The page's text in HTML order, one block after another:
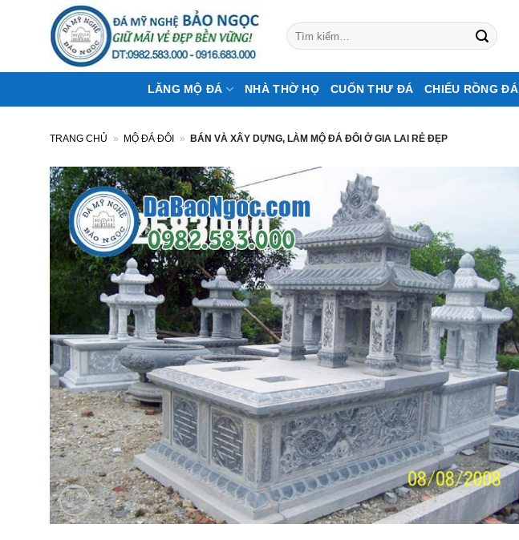
dung
Tìm
kiếm:
LĂNG MỘ ĐÁ NHÀ THỜ HỌ CUỐN THƯ ĐÁ CHIẾU RỒNG ĐÁ
TRANG CHỦ » MỘ ĐÁ ĐÔI » BÁN VÀ XÂY DỰNG, LÀM MỘ ĐÁ ĐÔI Ở GIA LAI RẺ ĐẸP